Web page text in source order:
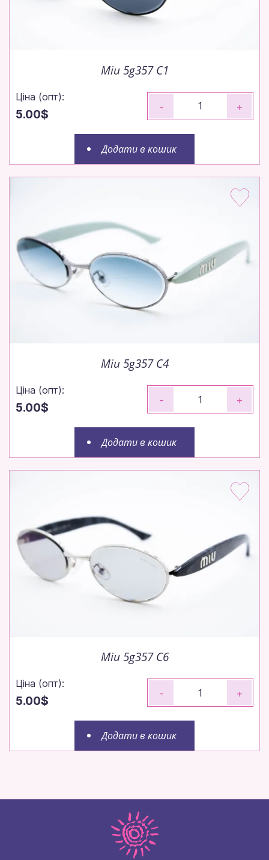
Miu 5g357 C1
Ціна (опт):
5.00$
- +
Додати в кошик
Miu 5g357 C4
Ціна (опт):
5.00$
- +
Додати в кошик
Miu 5g357 C6
Ціна (опт):
5.00$
- +
Додати в кошик